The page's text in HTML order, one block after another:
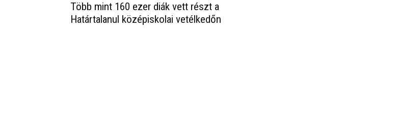
Több mint 160 ezer diák vett részt a
Határtalanul középiskolai vetélkedőn